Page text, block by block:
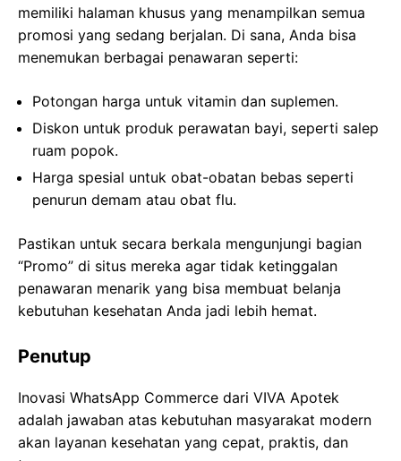
memiliki halaman khusus yang menampilkan semua
promosi yang sedang berjalan. Di sana, Anda bisa
menemukan berbagai penawaran seperti:
Potongan harga untuk vitamin dan suplemen.
Diskon untuk produk perawatan bayi, seperti salep
ruam popok.
Harga spesial untuk obat-obatan bebas seperti
penurun demam atau obat flu.
Pastikan untuk secara berkala mengunjungi bagian
“Promo” di situs mereka agar tidak ketinggalan
penawaran menarik yang bisa membuat belanja
kebutuhan kesehatan Anda jadi lebih hemat.
Penutup
Inovasi WhatsApp Commerce dari VIVA Apotek
adalah jawaban atas kebutuhan masyarakat modern
akan layanan kesehatan yang cepat, praktis, dan